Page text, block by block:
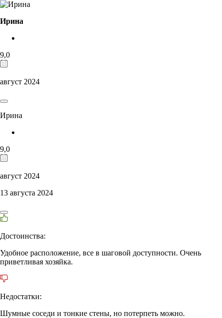
Ирина
9,0
август 2024
Ирина
9,0
август 2024
13 августа 2024
Достоинства:
Удобное расположение, все в шаговой доступности. Очень
приветливая хозяйка.
Недостатки:
Шумные соседи и тонкие стены, но потерпеть можно.